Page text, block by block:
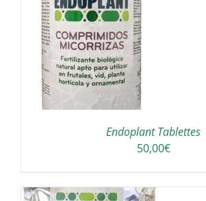
Endoplant Tablettes
50,00€